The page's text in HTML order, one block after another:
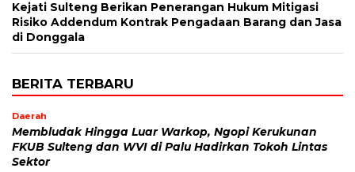
Kejati Sulteng Berikan Penerangan Hukum Mitigasi
Risiko Addendum Kontrak Pengadaan Barang dan Jasa
di Donggala
BERITA TERBARU
Daerah
Membludak Hingga Luar Warkop, Ngopi Kerukunan
FKUB Sulteng dan WVI di Palu Hadirkan Tokoh Lintas
Sektor